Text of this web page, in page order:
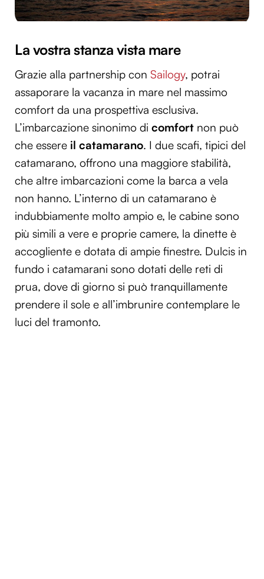
La vostra stanza vista mare
Grazie alla partnership con Sailogy, potrai
assaporare la vacanza in mare nel massimo
comfort da una prospettiva esclusiva.
L’imbarcazione sinonimo di comfort non può
che essere il catamarano. I due scafi, tipici del
catamarano, offrono una maggiore stabilità,
che altre imbarcazioni come la barca a vela
non hanno. L’interno di un catamarano è
indubbiamente molto ampio e, le cabine sono
più simili a vere e proprie camere, la dinette è
accogliente e dotata di ampie finestre. Dulcis in
fundo i catamarani sono dotati delle reti di
prua, dove di giorno si può tranquillamente
prendere il sole e all’imbrunire contemplare le
luci del tramonto.